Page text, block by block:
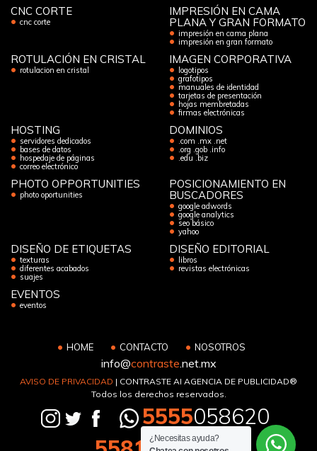
CNC CORTE
cnc corte
IMPRESIÓN EN CAMA
PLANA Y GRAN FORMATO
impresión en cama plana
impresión en gran formato
ROTULACIÓN EN CRISTAL
rotulacion en cristal
IMAGEN CORPORATIVA
logotipos
grafotipos
manuales de identidad
tarjetas de presentación
hojas membretadas
firmas electrónicas
HOSTING
servidores dedicados
bases de datos
hospedaje de páginas
correo electrónico
DOMINIOS
.com .mx .net
.org .gob .info
.edu .biz
PHOTO OPPORTUNITIES
photo oportunities
POSICIONAMIENTO EN
BUSCADORES
google adwords
google analytics
seo básico
yahoo
DISEÑO DE ETIQUETAS
texturas
diferentes acabados
suajes
DISEÑO EDITORIAL
libros
revistas electrónicas
EVENTOS
eventos
HOME CONTACTO NOSOTROS
info@contraste .net.mx
AVISO DE PRIVACIDAD | CONTRASTE AI AGENCIA DE PUBLICIDAD®
Todos los derechos reservados.
5555058620
¿Necesitas ayuda?